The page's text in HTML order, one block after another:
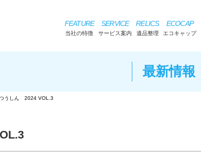
FEATURE
当社の特徴
SERVICE
サービス案内
RELICS
遺品整理
ECOCAP
エコキャップ
最新情報
うしん 2024 VOL.3